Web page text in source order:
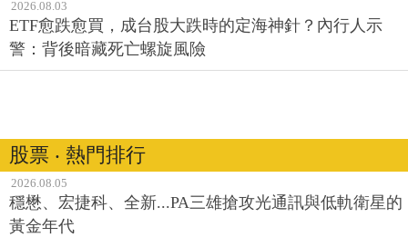
2026.08.03
ETF愈跌愈買，成台股大跌時的定海神針？內行人示
警：背後暗藏死亡螺旋風險
股票 ‧ 熱門排行
2026.08.05
穩懋、宏捷科、全新...PA三雄搶攻光通訊與低軌衛星的
黃金年代